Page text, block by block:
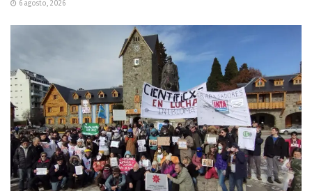
6 agosto, 2026